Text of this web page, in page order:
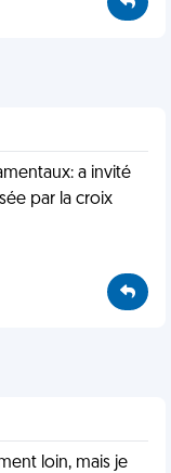
a invité
par la croix
loin, mais je